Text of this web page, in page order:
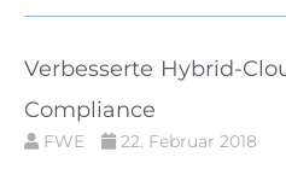
Verbesserte Hybrid-
Compliance
FWE 22. Februar 2018